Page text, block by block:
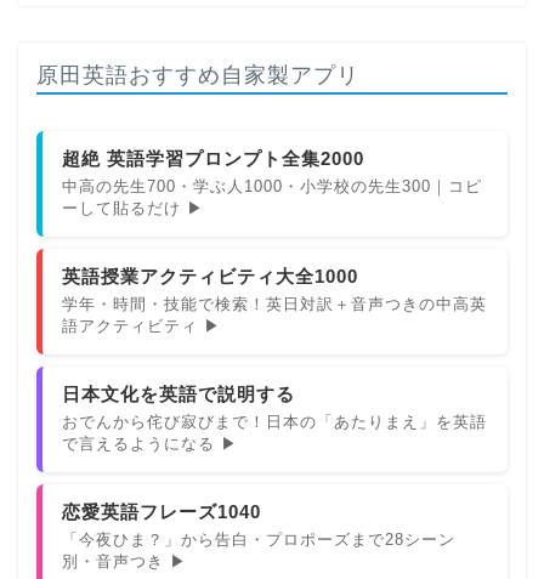
原田英語おすすめ自家製アプリ
超絶 英語学習プロンプト全集2000
中高の先生700・学ぶ人1000・小学校の先生300｜コピ
ーして貼るだけ ▶
英語授業アクティビティ大全1000
学年・時間・技能で検索！英日対訳＋音声つきの中高英
語アクティビティ ▶
日本文化を英語で説明する
おでんから侘び寂びまで！日本の「あたりまえ」を英語
で言えるようになる ▶
恋愛英語フレーズ1040
「今夜ひま？」から告白・プロポーズまで28シーン
別・音声つき ▶